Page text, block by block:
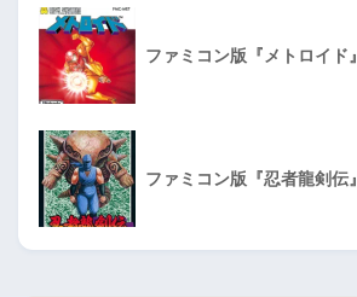
ファミコン版『メトロイド』
ファミコン版『忍者龍剣伝』